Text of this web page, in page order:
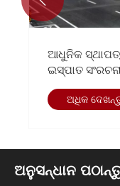
ଆଧୁନିକ ମିଡିଆ
ପସନ୍ଦ
ଅଧିକ
ଅନୁସନ୍ଧାନ ପଠାନ୍ତୁ